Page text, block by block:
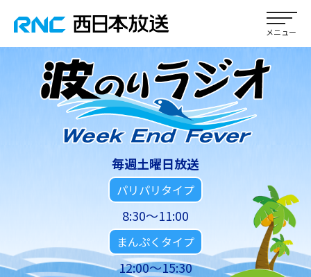
毎週土曜日放送
パリパリタイプ
8:30～11:00
まんぷくタイプ
12:00～15:30